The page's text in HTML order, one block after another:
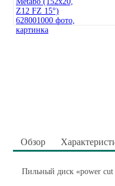
Обзор
Пильный диск «power